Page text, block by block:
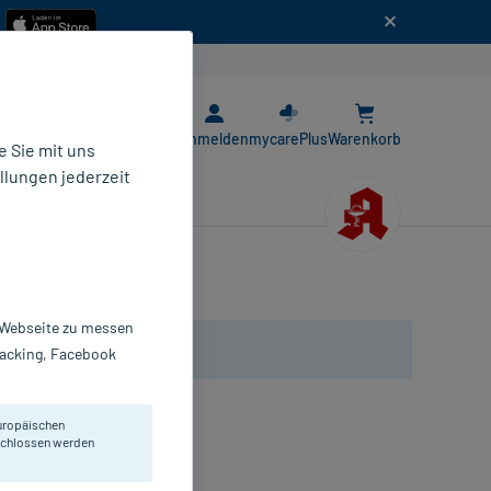
AnmeldenmycarePlusWarenkorb
die stillende Mutter.
Sie mit uns
jederzeit
zu messen
Facebook
werden